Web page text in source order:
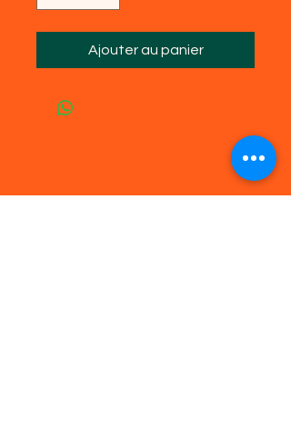
Ajouter au panier